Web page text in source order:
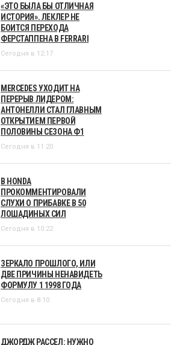
«ЭТО БЫЛА БЫ ОТЛИЧНАЯ
ИСТОРИЯ». ЛЕКЛЕР НЕ
БОИТСЯ ПЕРЕХОДА
ФЕРСТАППЕНА В FERRARI
Сегодня в 12:17
MERCEDES УХОДИТ НА
ПЕРЕРЫВ ЛИДЕРОМ:
АНТОНЕЛЛИ СТАЛ ГЛАВНЫМ
ОТКРЫТИЕМ ПЕРВОЙ
ПОЛОВИНЫ СЕЗОНА Ф1
Сегодня в 11:20
В HONDA
ПРОКОММЕНТИРОВАЛИ
СЛУХИ О ПРИБАВКЕ В 50
ЛОШАДИНЫХ СИЛ
Сегодня в 10:22
ЗЕРКАЛО ПРОШЛОГО, ИЛИ
ДВЕ ПРИЧИНЫ НЕНАВИДЕТЬ
ФОРМУЛУ 1 1998 ГОДА
Сегодня в 8:10
ДЖОРДЖ РАССЕЛ: НУЖНО